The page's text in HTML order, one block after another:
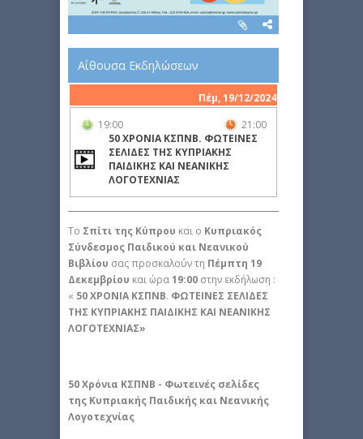
Αίθουσα Εκδηλώσεων
Πέμ, 19/12/2024
19:00
21:00
50 ΧΡΟΝΙΑ ΚΣΠΝΒ. ΦΩΤΕΙΝΕΣ
ΣΕΛΙΔΕΣ ΤΗΣ ΚΥΠΡΙΑΚΗΣ
ΠΑΙΔΙΚΗΣ ΚΑΙ ΝΕΑΝΙΚΗΣ
ΛΟΓΟΤΕΧΝΙΑΣ
Το Σπίτι της Κύπρου και ο Κυπριακός
Σύνδεσμος Παιδικού και Νεανικού
Βιβλίου σας προσκαλούν τη Πέμπτη 19
Δεκεμβρίου και ώρα19:00 στην εκδήλωση :
« 50 ΧΡΟΝΙΑ ΚΣΠΝΒ. ΦΩΤΕΙΝΕΣ ΣΕΛΙΔΕΣ
ΤΗΣ ΚΥΠΡΙΑΚΗΣ ΠΑΙΔΙΚΗΣ ΚΑΙ ΝΕΑΝΙΚΗΣ
ΛΟΓΟΤΕΧΝΙΑΣ»
50 Χρόνια ΚΣΠΝΒ - Φωτεινές σελίδες
της Κυπριακής Παιδικής και Νεανικής
Λογοτεχνίας